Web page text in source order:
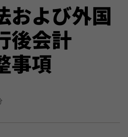
および外国
後会計
事項